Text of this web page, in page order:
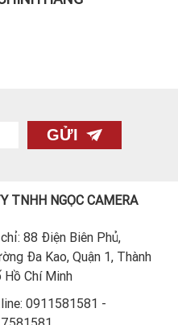
GỬI
TNHH NGỌC CAMERA
88 Điện Biên Phủ,
Đa Kao, Quận 1, Thành
Hồ Chí Minh
0911581581 -